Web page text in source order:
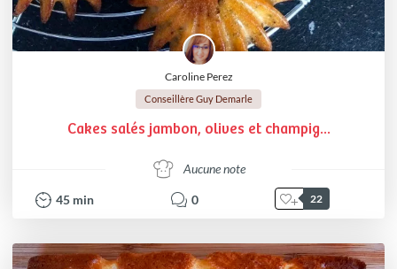
Caroline Perez
Conseillère Guy Demarle
Cakes salés jambon, olives et champig...
Aucune note
45 min 0 22